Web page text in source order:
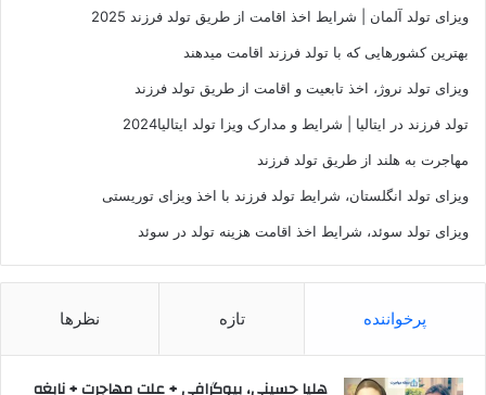
ویزای تولد آلمان | شرایط اخذ اقامت از طریق تولد فرزند 2025
بهترین کشورهایی که با تولد فرزند اقامت میدهند
ویزای تولد نروژ، اخذ تابعیت و اقامت از طریق تولد فرزند
تولد فرزند در ایتالیا | شرایط و مدارک ویزا تولد ایتالیا2024
مهاجرت به هلند از طریق تولد فرزند
ویزای تولد انگلستان، شرایط تولد فرزند با اخذ ویزای توریستی
ویزای تولد سوئد، شرایط اخذ اقامت هزینه تولد در سوئد
پرخواننده تازه نظرها